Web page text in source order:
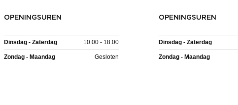
OPENINGSUREN
Dinsdag - Zaterdag 10:00 - 18:00
Zondag - Maandag Gesloten
OPENINGSUREN
Dinsdag - Zaterdag
Zondag - Maandag